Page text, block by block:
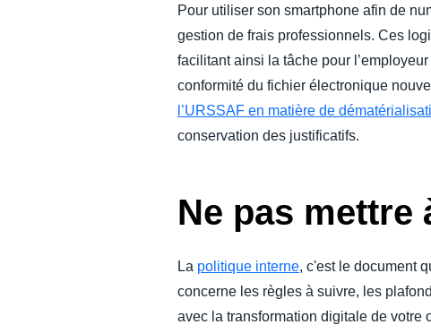
Pour utiliser son smartphone afin de
gestion de frais professionnels. Ces
facilitant ainsi la tâche pour
conformité du fichier électronique
l’URSSAF en matière de
conservation des justificatifs.
Ne pas mettre
La politique interne, c'est le document
concerne les règles à suivre, les
avec la transformation digitale de votre